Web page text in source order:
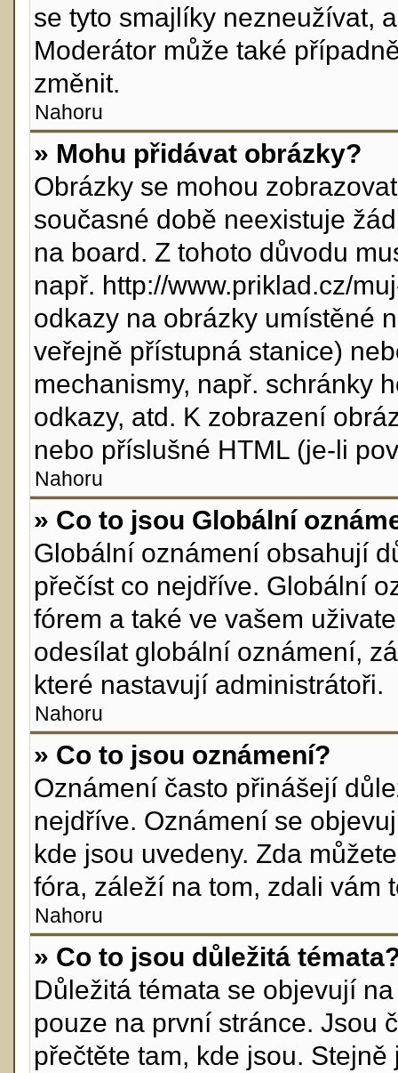
se tyto smajlíky nezneužívat,
Moderátor může také
změnit.
Nahoru
» Mohu přidávat obrázky?
Obrázky se mohou
současné době neexistuje
na board. Z tohoto důvodu
např. http://www.priklad.cz/
odkazy na obrázky umístěné
veřejně přístupná stanice)
mechanismy, např. schránky
odkazy, atd. K zobrazení
nebo příslušné HTML (je-li
Nahoru
» Co to jsou Globální
Globální oznámení obsahují
přečíst co nejdříve. Globální
fórem a také ve vašem
odesílat globální oznámení,
které nastavují administrátoři.
Nahoru
» Co to jsou oznámení?
Oznámení často přinášejí
nejdříve. Oznámení se
kde jsou uvedeny. Zda
fóra, záleží na tom, zdali vám
Nahoru
» Co to jsou důležitá
Důležitá témata se objevují
pouze na první stránce. Jsou
přečtěte tam, kde jsou.